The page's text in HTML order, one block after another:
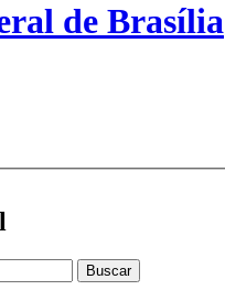
de Brasília
Buscar